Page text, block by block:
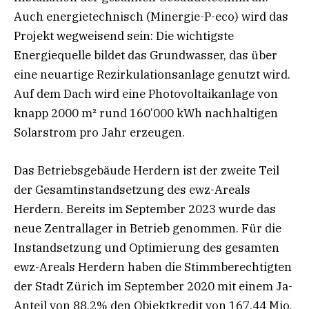
Auch energietechnisch (Minergie-P-eco) wird das
Projekt wegweisend sein: Die wichtigste
Energiequelle bildet das Grundwasser, das über
eine neuartige Rezirkulationsanlage genutzt wird.
Auf dem Dach wird eine Photovoltaikanlage von
knapp 2000 m² rund 160’000 kWh nachhaltigen
Solarstrom pro Jahr erzeugen.
Das Betriebsgebäude Herdern ist der zweite Teil
der Gesamtinstandsetzung des ewz-Areals
Herdern. Bereits im September 2023 wurde das
neue Zentrallager in Betrieb genommen. Für die
Instandsetzung und Optimierung des gesamten
ewz-Areals Herdern haben die Stimmberechtigten
der Stadt Zürich im September 2020 mit einem Ja-
Anteil von 88,2% den Objektkredit von 167,44 Mio.